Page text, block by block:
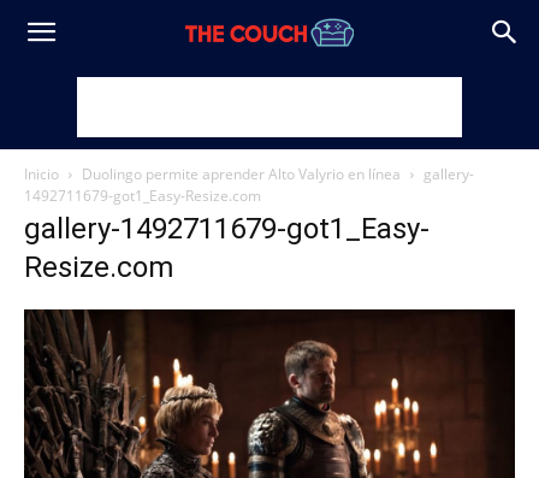
Inicio Duolingo permite aprender Alto Valyrio en línea
gallery-
1492711679-got1_Easy-Resize.com
gallery-1492711679-got1_Easy-
Resize.com